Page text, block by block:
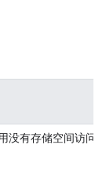
没有存储空间访问